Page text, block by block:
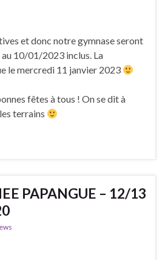
et donc notre gymnase seront
10/01/2023 inclus. La
le mercredi 11 janvier 2023
fêtes à tous ! On se dit à
terrains
PAPANGUE – 12/13